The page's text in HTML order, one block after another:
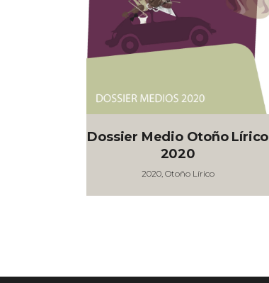
Dossier Medio Otoño Lírico
2020
2020, Otoño Lírico